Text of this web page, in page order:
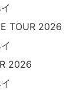
TOUR 2026
2026